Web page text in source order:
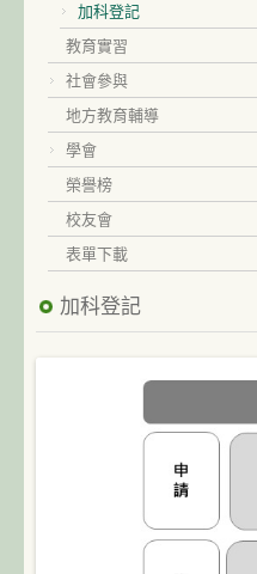
加科登記
教育實習
社會參與
地方教育輔導
學會
榮譽榜
校友會
表單下載
加科登記